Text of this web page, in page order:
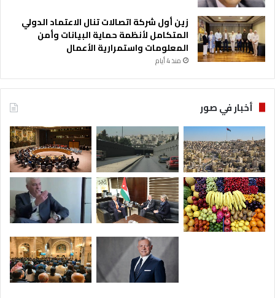
زين أول شركة اتصالات تنال الاعتماد الدولي
المتكامل لأنظمة حماية البيانات وأمن
المعلومات واستمرارية الأعمال
منذ 4 أيام
أخبار في صور